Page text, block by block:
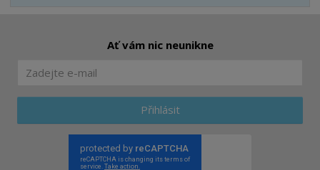
Ať vám nic neunikne
Přihlásit